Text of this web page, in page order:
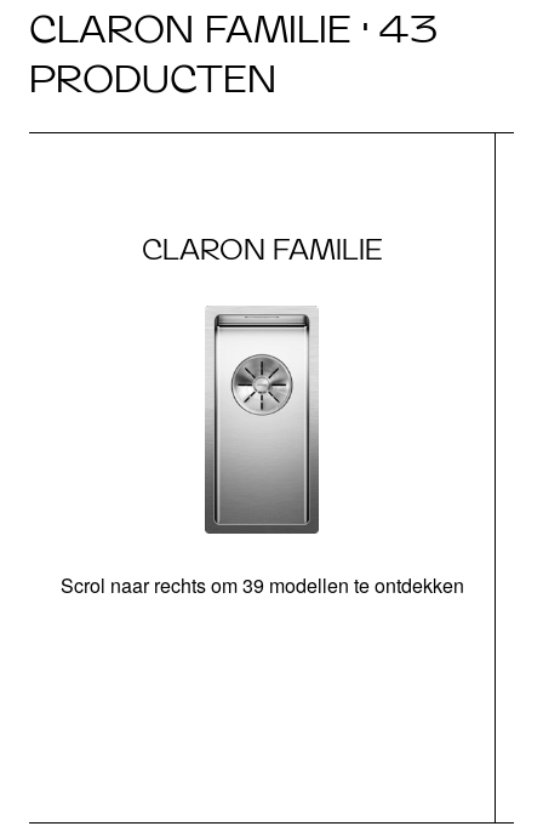
CLARON FAMILIE · 43
PRODUCTEN
CLARON FAMILIE
Scrol naar rechts om 39 modellen te ontdekken